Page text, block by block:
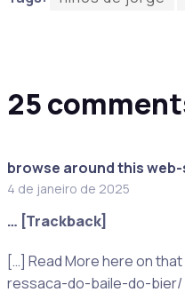
25
browse around this
4 de janeiro de 2025
… [Trackback]
[…] Read More here on
ressaca-do-baile-do-bier/